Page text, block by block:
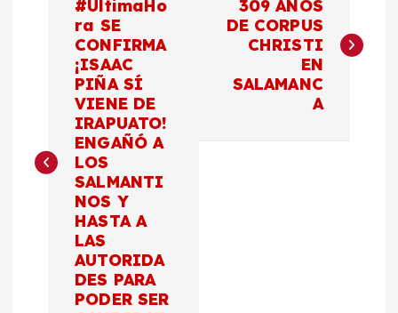
g
a
#ÚltimaHo
ra SE
CONFIRMA
¡ISAAC
PIÑA SÍ
VIENE DE
IRAPUATO!
ENGAÑÓ A
LOS
SALMANTI
NOS Y
HASTA A
LAS
AUTORIDA
DES PARA
PODER SER
309 AÑOS
DE CORPUS
CHRISTI
EN
SALAMANC
A